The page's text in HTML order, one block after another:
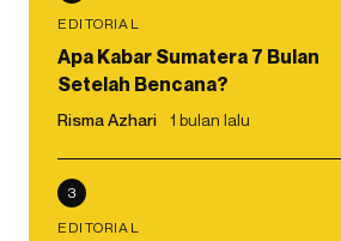
EDITORIAL
Apa Kabar Sumatera 7 Bulan
Setelah Bencana?
Risma Azhari 1 bulan lalu
3
EDITORIAL